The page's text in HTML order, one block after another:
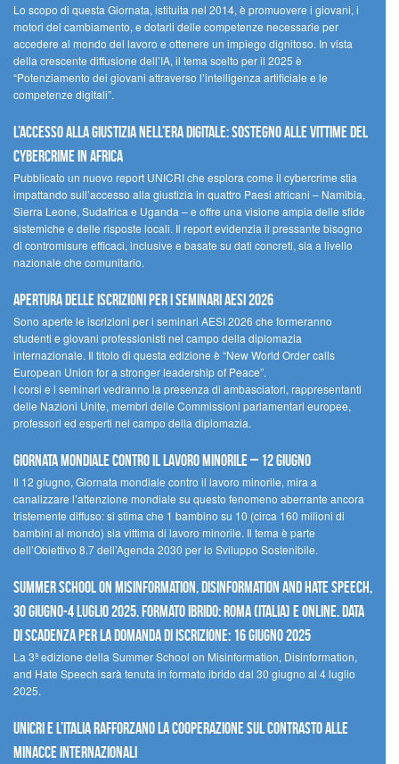
Lo scopo di questa Giornata, istituita nel 2014, è promuovere i giovani, i
motori del cambiamento, e dotarli delle competenze necessarie per
accedere al mondo del lavoro e ottenere un impiego dignitoso. In vista
della crescente diffusione dell’IA, il tema scelto per il 2025 è
“Potenziamento dei giovani attraverso l’intelligenza artificiale e le
competenze digitali”.
L’accesso alla giustizia nell’era digitale: sostegno alle vittime del
cybercrime in Africa
Pubblicato un nuovo report UNICRI che esplora come il cybercrime stia
impattando sull’accesso alla giustizia in quattro Paesi africani – Namibia,
Sierra Leone, Sudafrica e Uganda – e offre una visione ampia delle sfide
sistemiche e delle risposte locali. Il report evidenzia il pressante bisogno
di contromisure efficaci, inclusive e basate su dati concreti, sia a livello
nazionale che comunitario.
Apertura delle iscrizioni per i seminari AESI 2026
Sono aperte le iscrizioni per i seminari AESI 2026 che formeranno
studenti e giovani professionisti nel campo della diplomazia
internazionale. Il titolo di questa edizione è “New World Order calls
European Union for a stronger leadership of Peace”.
I corsi e i seminari vedranno la presenza di ambasciatori, rappresentanti
delle Nazioni Unite, membri delle Commissioni parlamentari europee,
professori ed esperti nel campo della diplomazia.
Giornata mondiale contro il lavoro minorile – 12 giugno
Il 12 giugno, Giornata mondiale contro il lavoro minorile, mira a
canalizzare l’attenzione mondiale su questo fenomeno aberrante ancora
tristemente diffuso: si stima che 1 bambino su 10 (circa 160 milioni di
bambini al mondo) sia vittima di lavoro minorile. Il tema è parte
dell’Obiettivo 8.7 dell’Agenda 2030 per lo Sviluppo Sostenibile.
Summer School on Misinformation, Disinformation and Hate Speech,
30 giugno-4 luglio 2025. Formato ibrido: Roma (Italia) e online. Data
di scadenza per la domanda di iscrizione: 16 giugno 2025
La 3ª edizione della Summer School on Misinformation, Disinformation,
and Hate Speech sarà tenuta in formato ibrido dal 30 giugno al 4 luglio
2025.
UNICRI e l’Italia rafforzano la cooperazione sul contrasto alle
minacce internazionali